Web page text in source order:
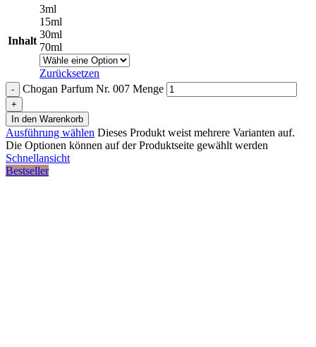
Inhalt
3ml
15ml
30ml
70ml
Zurücksetzen
Chogan Parfum Nr. 007 Menge
In den Warenkorb
Ausführung wählen Dieses Produkt weist mehrere Varianten auf.
Die Optionen können auf der Produktseite gewählt werden
Schnellansicht
Bestseller